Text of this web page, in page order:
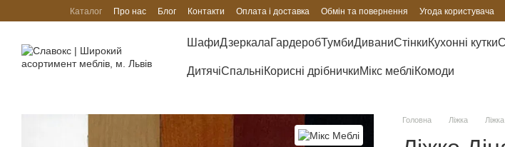
Перейти до основного контенту
Каталог Про нас Блог Контакти Оплата і доставка Обмін та повернення Угода користувача
ШафиДзеркалаГардеробТумбиДиваниСтінкиКухонні кутки
ДитячіСпальніКорисні дрібничкиМікс мебліКомоди
Головна Ліжка Ліжка